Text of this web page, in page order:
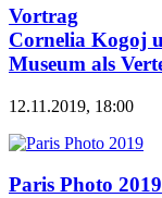
Vortrag
Cornelia Kogoj
Museum als
12.11.2019, 18:00
Paris Photo 2019